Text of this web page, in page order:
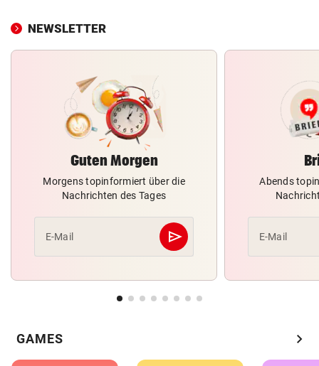
NEWSLETTER
Guten Morgen
Morgens topinformiert über die
Nachrichten des Tages
E-Mail send
Abschicken
Abends
E-Mail
GAMES chevron_right